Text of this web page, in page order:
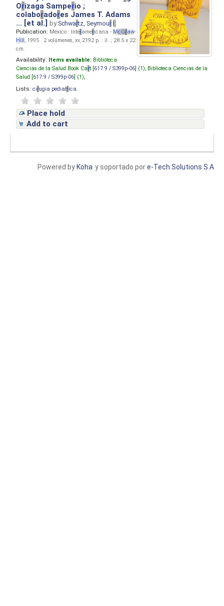
Orizaga Samperio ;
colaboradores James T. Adams
... [et al.]by Schwartz, Seymour I.
Publication: México : Interamericana - McGraw-
Hill, 1995 . 2 volúmenes, xv, 2192 p. : il. ; 28.5 x 22
cm.
Availability: Items available: Biblioteca
Ciencias de la Salud Book Cart [ 617.9 / S399p-06 ] (1), Biblioteca Ciencias de la
Salud [ 617.9 / S399p-06 ] (1),
Lists: cirugia pediatrica
Place hold
Add to cart
y soportado pore-Tech Solutions S.A
Powered by Koha